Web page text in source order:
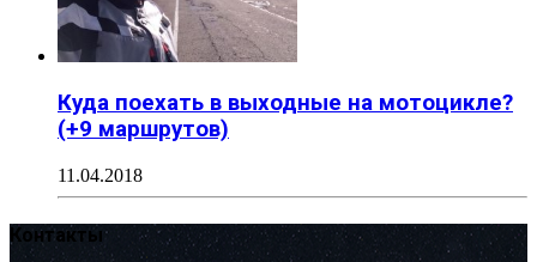
Куда поехать в выходные на мотоцикле?
(+9 маршрутов)
11.04.2018
Контакты